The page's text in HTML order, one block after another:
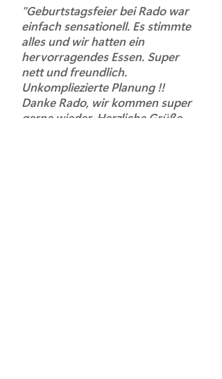
"Geburtstagsfeier bei Rado war
einfach sensationell. Es stimmte
alles und wir hatten ein
hervorragendes Essen. Super
nett und freundlich.
Unkompliezierte Planung !!
Danke Rado, wir kommen super
gerne wieder. Herzliche Grüße